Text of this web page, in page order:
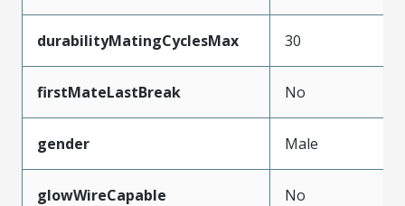
durabilityMatingCyclesMax 30
firstMateLastBreak No
gender Male
glowWireCapable No